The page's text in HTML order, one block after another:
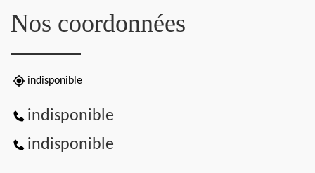
Nos coordonnées
indisponible
indisponible
indisponible